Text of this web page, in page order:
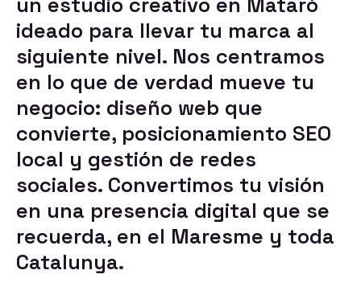
ideado para llevar tu marca al
siguiente nivel. Nos centramos
en lo que de verdad mueve tu
negocio: diseño web que
convierte, posicionamiento SEO
local y gestión de redes
sociales. Convertimos tu visión
en una presencia digital que se
recuerda, en el Maresme y toda
Catalunya.